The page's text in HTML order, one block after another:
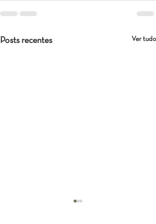
Posts recentes Ver tudo